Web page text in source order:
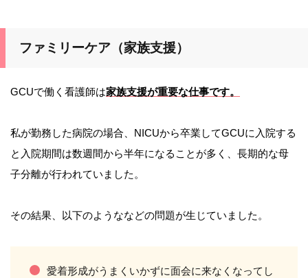
ファミリーケア（家族支援）
GCUで働く看護師は家族支援が重要な仕事です。
私が勤務した病院の場合、NICUから卒業してGCUに入院する
と入院期間は数週間から半年になることが多く、長期的な母
子分離が行われていました。
その結果、以下のようななどの問題が生じていました。
愛着形成がうまくいかずに面会に来なくなってし